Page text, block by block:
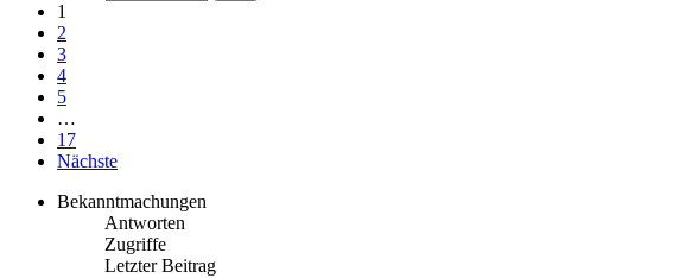
1
2
3
4
5
…
17
Nächste
Bekanntmachungen
Antworten
Zugriffe
Letzter Beitrag